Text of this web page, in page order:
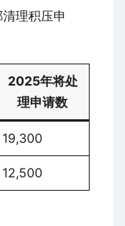
理积压申
2025年将处
理申请数
19,300
12,500